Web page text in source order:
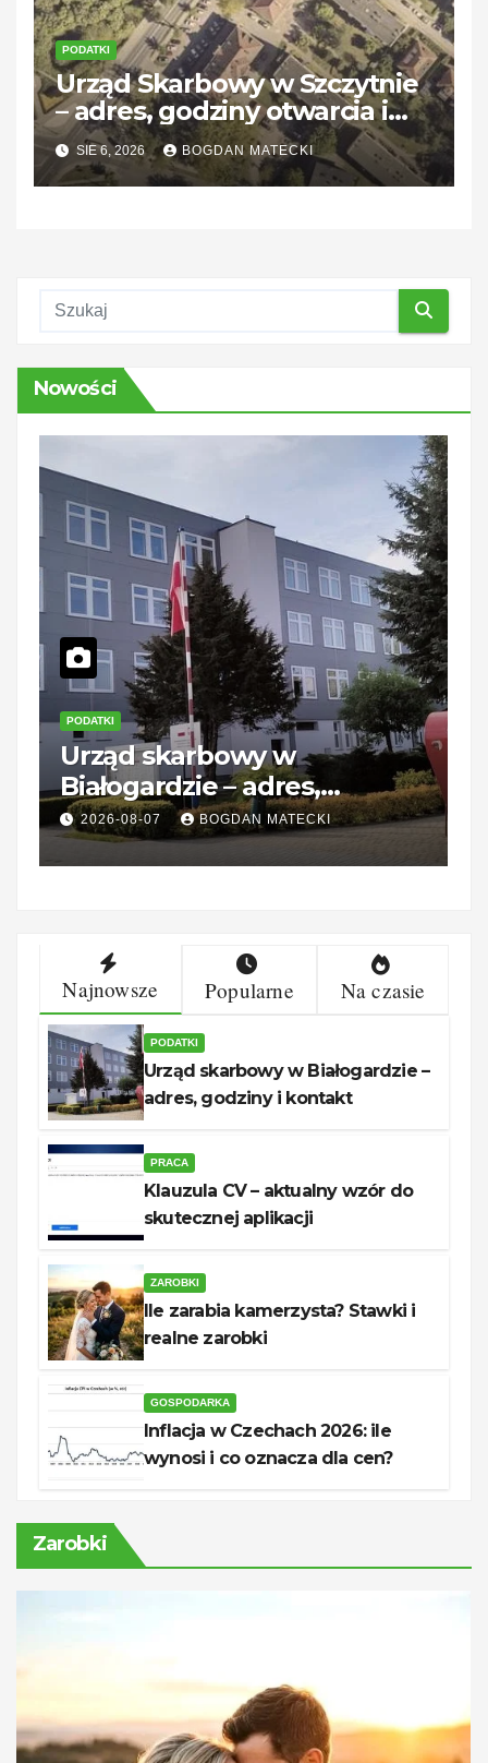
PODATKI
Urząd Skarbowy w Szczytnie
– adres, godziny otwarcia i
kontakt
SIE 6, 2026 BOGDAN MATECKI
Nowości
PODATKI
Urząd skarbowy w
Białogardzie – adres,
godziny i kontakt
2026-08-07 BOGDAN MATECKI
Najnowsze Popularne Na czasie
PODATKI
Urząd skarbowy w Białogardzie –
adres, godziny i kontakt
PRACA
Klauzula CV – aktualny wzór do
skutecznej aplikacji
ZAROBKI
Ile zarabia kamerzysta? Stawki i
realne zarobki
GOSPODARKA
Inflacja w Czechach 2026: ile
wynosi i co oznacza dla cen?
Zarobki